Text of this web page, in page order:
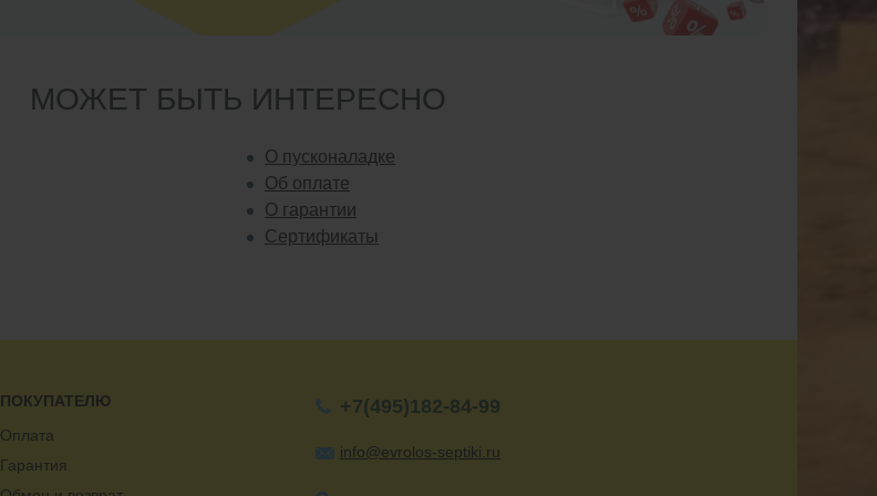
МОЖЕТ БЫТЬ ИНТЕРЕСНО
О пусконаладке
Об оплате
О гарантии
Сертификаты
ПОКУПАТЕЛЮ
Оплата
Гарантия
+7(495)182-84-99
info@evrolos-septiki.ru